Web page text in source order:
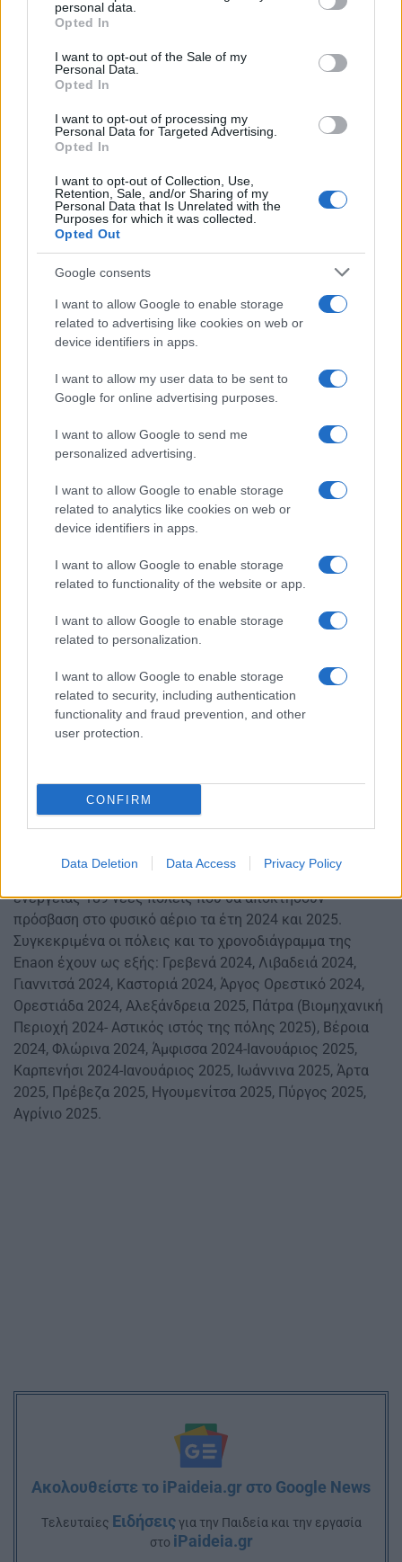
grant or deny consent to Google and its third-party tags to
use your data for below specified purposes in below Google
consent section.
personal data.
Opted In
I want to opt-out of the Sale of my
Personal Data.
Opted In
I want to opt-out of processing my
Personal Data for Targeted Advertising.
Opted In
I want to opt-out of Collection, Use,
Retention, Sale, and/or Sharing of my
Personal Data that Is Unrelated with the
Purposes for which it was collected.
Opted Out
Google consents
I want to allow Google to enable storage
related to advertising like cookies on web or
device identifiers in apps.
I want to allow my user data to be sent to
Google for online advertising purposes.
I want to allow Google to send me
personalized advertising.
I want to allow Google to enable storage
related to analytics like cookies on web or
device identifiers in apps.
I want to allow Google to enable storage
related to functionality of the website or app.
I want to allow Google to enable storage
related to personalization.
I want to allow Google to enable storage
related to security, including authentication
functionality and fraud prevention, and other
user protection.
CONFIRM
Data Deletion Data Access Privacy Policy
ευρώ ετησίως, στη Δυτική Ελλάδα 35 ευρώ και στην
Αττική εξοικονομεί 10 ευρώ ετησίως.
Επίδομα θέρμανσης: Η ημερομηνία της πρώτης
πληρωμής
Τα βιομηχανικά τιμολόγια φυσικού αερίου
Σε ότι αφορά τους βιομηχανικούς καταναλωτές το
τιμολόγιο που εγκρίθηκε από τη ΡΑΑΕΥ είναι αυξημένο
θέμα θα επανεξεταστεί εν όψει της νέας ρυθμιστικής
περιόδου το 2027.
Σύμφωνα με το πενταετές πρόγραμμα ανάπτυξης της
Enaon η επέκταση του δικτύου παρέχει μια νέα μορφή
ενέργειας 189 νέες πόλεις που θα αποκτήσουν
πρόσβαση στο φυσικό αέριο τα έτη 2024 και 2025.
Συγκεκριμένα οι πόλεις και το χρονοδιάγραμμα της
Enaon έχουν ως εξής: Γρεβενά 2024, Λιβαδειά 2024,
Γιαννιτσά 2024, Καστοριά 2024, Άργος Ορεστικό 2024,
Ορεστιάδα 2024, Αλεξάνδρεια 2025, Πάτρα (Βιομηχανική
Περιοχή 2024- Αστικός ιστός της πόλης 2025), Βέροια
2024, Φλώρινα 2024, Άμφισσα 2024-Ιανουάριος 2025,
Καρπενήσι 2024-Ιανουάριος 2025, Ιωάννινα 2025, Άρτα
2025, Πρέβεζα 2025, Ηγουμενίτσα 2025, Πύργος 2025,
Αγρίνιο 2025.
Ακολουθείστε το iPaideia.gr στο Google News
Tελευταίες Ειδήσειςγια την Παιδεία και την εργασία
στο iPaideia.gr